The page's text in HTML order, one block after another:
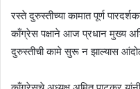
रस्ते दुरुस्तीच्या कामात पूर्ण
काँग्रेस पक्षाने आज प्रधान मुख्य
दुरुस्तीची कामे सुरू न झाल्यास